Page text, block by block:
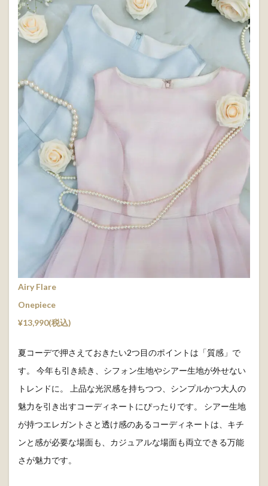
Airy Flare
Onepiece
¥13,990(税込)
夏コーデで押さえておきたい2つ目のポイントは「質感」で
す。 今年も引き続き、シフォン生地やシアー生地が外せない
トレンドに。 上品な光沢感を持ちつつ、シンプルかつ大人の
魅力を引き出すコーディネートにぴったりです。 シアー生地
が持つエレガントさと透け感のあるコーディネートは、キチ
ンと感が必要な場面も、カジュアルな場面も両立できる万能
さが魅力です。